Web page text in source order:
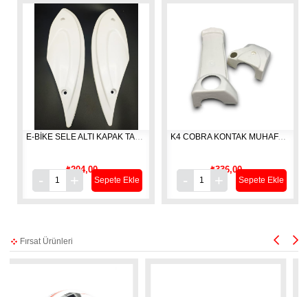
E-BİKE SELE ALTI KAPAK TAKIM [  BEYAZ ]
₺204,00
Sepete Ekle
K4 COBRA KONTAK MUHAFAZA VE ÖN PANEL TK [ BEYAZ ]
₺336,00
Sepete Ekle
Fırsat Ürünleri